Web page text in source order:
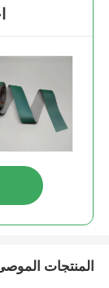
المنتجات